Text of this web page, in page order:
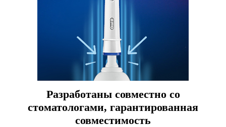
Разработаны совместно со
стоматологами, гарантированная
совместимость